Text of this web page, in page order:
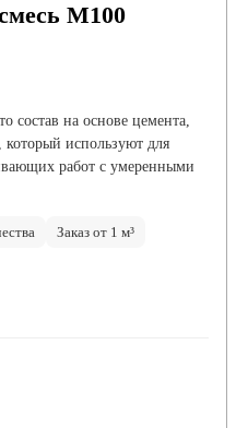
М100
состав на основе цемента,
используют для
работ с умеренными
Заказ от 1 м³